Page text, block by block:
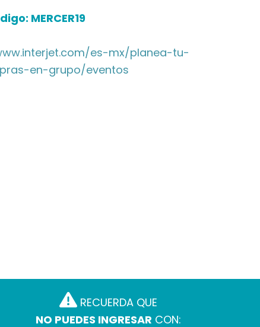
MERCER19
es-mx/planea-tu-
en-grupo/eventos
RECUERDA QUE
NO PUEDES INGRESAR CON: